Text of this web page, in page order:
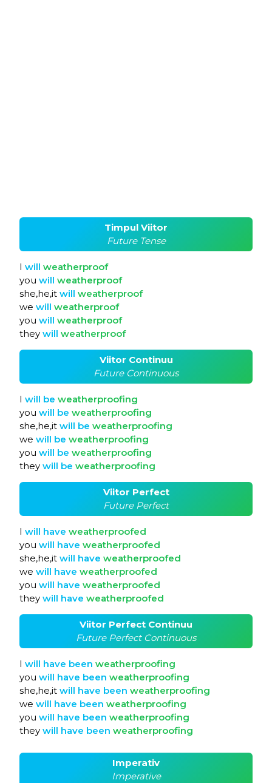
Timpul Viitor
Future Tense
I will weatherproof
you will weatherproof
she,he,it will weatherproof
we will weatherproof
you will weatherproof
they will weatherproof
Viitor Continuu
Future Continuous
I will be weatherproofing
you will be weatherproofing
she,he,it will be weatherproofing
we will be weatherproofing
you will be weatherproofing
they will be weatherproofing
Viitor Perfect
Future Perfect
I will have weatherproofed
you will have weatherproofed
she,he,it will have weatherproofed
we will have weatherproofed
you will have weatherproofed
they will have weatherproofed
Viitor Perfect Continuu
Future Perfect Continuous
I will have been weatherproofing
you will have been weatherproofing
she,he,it will have been weatherproofing
we will have been weatherproofing
you will have been weatherproofing
they will have been weatherproofing
Imperativ
Imperative